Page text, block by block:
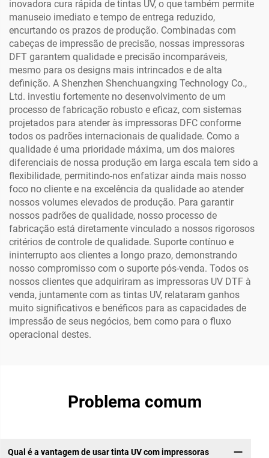
inovadora cura rápida de tintas UV, o que também permite
manuseio imediato e tempo de entrega reduzido,
encurtando os prazos de produção. Combinadas com
cabeças de impressão de precisão, nossas impressoras
DFT garantem qualidade e precisão incomparáveis,
mesmo para os designs mais intrincados e de alta
definição. A Shenzhen Shenchuangxing Technology Co.,
Ltd. investiu fortemente no desenvolvimento de um
processo de fabricação robusto e eficaz, com sistemas
projetados para atender às impressoras DFC conforme
todos os padrões internacionais de qualidade. Como a
qualidade é uma prioridade máxima, um dos maiores
diferenciais de nossa produção em larga escala tem sido a
flexibilidade, permitindo-nos enfatizar ainda mais nosso
foco no cliente e na excelência da qualidade ao atender
nossos volumes elevados de produção. Para garantir
nossos padrões de qualidade, nosso processo de
fabricação está diretamente vinculado a nossos rigorosos
critérios de controle de qualidade. Suporte contínuo e
ininterrupto aos clientes a longo prazo, demonstrando
nosso compromisso com o suporte pós-venda. Todos os
nossos clientes que adquiriram as impressoras UV DTF à
venda, juntamente com as tintas UV, relataram ganhos
muito significativos e benéficos para as capacidades de
impressão de seus negócios, bem como para o fluxo
operacional destes.
Problema comum
Qual é a vantagem de usar tinta UV com impressoras